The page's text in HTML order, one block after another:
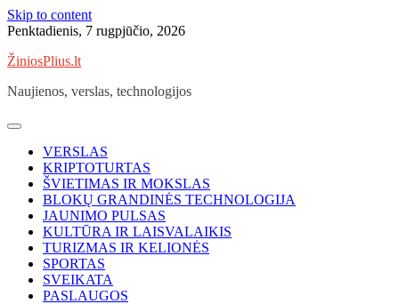
Skip to content
Penktadienis, 7 rugpjūčio, 2026
ŽiniosPlius.lt
Naujienos, verslas, technologijos
VERSLAS
KRIPTOTURTAS
ŠVIETIMAS IR MOKSLAS
BLOKŲ GRANDINĖS TECHNOLOGIJA
JAUNIMO PULSAS
KULTŪRA IR LAISVALAIKIS
TURIZMAS IR KELIONĖS
SPORTAS
SVEIKATA
PASLAUGOS